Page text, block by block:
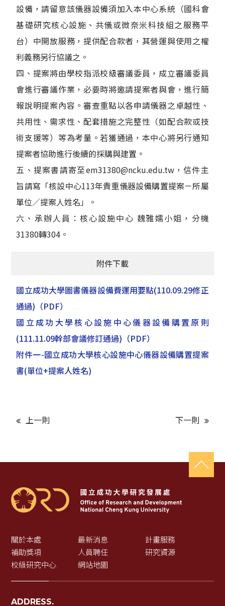
設備，請留意該儀器設備須加入本中心系統（國科會
基礎研究核心設施、共儀或微奈米科技組之服務平
台）中開放服務，提供配合款者，其營運與使用之權
利義務另行協議之。
四、提案將由學校指派校級審議委員，成立審議委員
會進行審議作業，必要時將邀請提案者與會，進行簡
報說明提案內容。審查重點以各申請儀器之卓越性、
共用性、需求性、配套措施之完整性（如配合款或技
術支援等）等為考量。若獲通過，本中心將另行通知
提案者協助進行後續的採購與建置。
五、提案書請寄至em31380@ncku.edu.tw，信件主
旨請寫「核設中心113年貴重儀器設備購置提案－所屬
單位／提案人姓名」。
六、承辦人員：核心設施中心 魏雅嬬小姐，分機
31380轉304。
附件下載
國立成功大學圖書儀器設備費運用要點(110.09.29修正
通過) （PDF）
國立成功大學核心設施中心儀器設備購置原則
(111.11.09幹部會議修訂通過) （PDF）
附件一-國立成功大學核心設施中心儀器設備購置提案
書(單位+提案人姓名)
上一則 下一則
關於本處 最新消息
計畫服務
補助獎項
人員聘任
研究資源
校級研究中心
網站地圖
ADDRESS.